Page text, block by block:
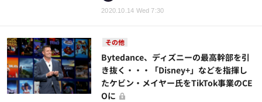
2020.10.14 Wed 7:30
その他
Bytedance、ディズニーの最高幹部を引
き抜く・・・「Disney+」などを指揮し
たケビン・メイヤー氏をTikTok事業のCE
Oに